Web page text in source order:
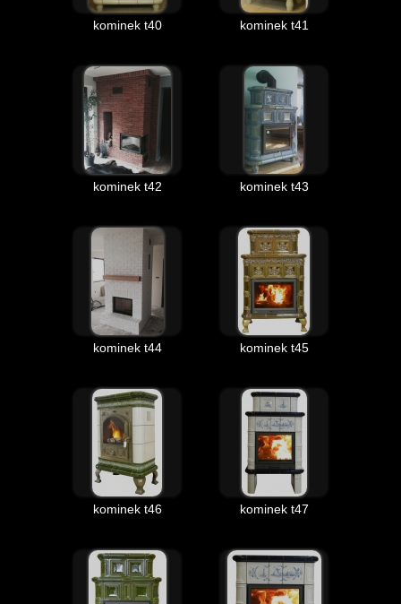
kominek t40 kominek t41
kominek t42 kominek t43
kominek t44 kominek t45
kominek t46 kominek t47